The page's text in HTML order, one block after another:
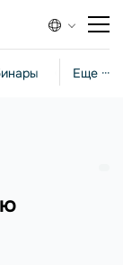
Еще ···
Стратегии